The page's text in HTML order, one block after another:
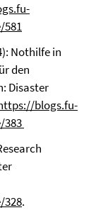
581
Nothilfe in
den
Disaster
blogs.fu-
383
328.